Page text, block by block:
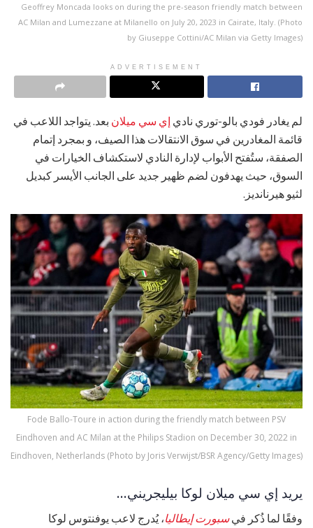
Geoffrey Moncada looks on during the pre-season friendly match between
AC Milan and Lumezzane at Milanello on July 20, 2023 in Cairate, Italy. (Photo
by Giuseppe Cottini/AC Milan via Getty Images)
ADVERTISEMENT
لم يغادر فودي بالو-توري نادي إي سي ميلان بعد. يتواجد اللاعب في
قائمة المغادرين في سوق الانتقالات هذا الصيف، و بمجرد إتمام
الصفقة، ستُفتح الأبواب لإدارة النادي لاستكشاف الخيارات في
السوق، حيث يهدفون لضم ظهير جديد على الجانب الأيسر كبديل
لثيو هيرنانديز.
Fode Ballo-Toure in action during the friendly match between PSV
Eindhoven and AC Milan at the Philips Stadion on December 30, 2022 in
Eindhoven, Netherlands (Photo by Joris Verwijst/BSR Agency/Getty Images)
يريد إي سي ميلان لوكا بيليجريني...
وفقًا لما ذُكر فيسبورت إيطاليا، يُدرج لاعب يوفنتوس لوكا